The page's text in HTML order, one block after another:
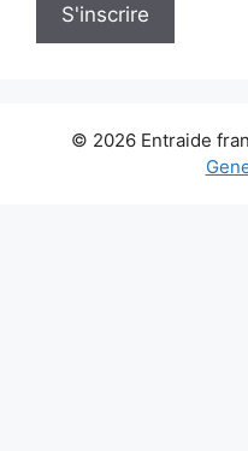
S'inscrire
© 2026 Entraide